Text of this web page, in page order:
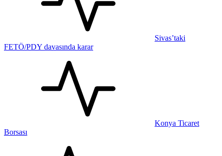
Sivas’taki
FETÖ/PDY davasında karar
Konya Ticaret
Borsası